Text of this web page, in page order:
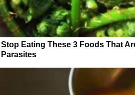
Stop Eating These 3 Foods That
Parasites